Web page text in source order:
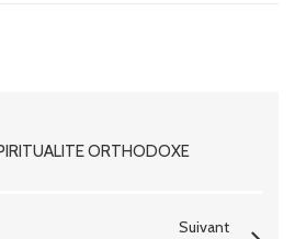
ORTHODOXE
Suivant